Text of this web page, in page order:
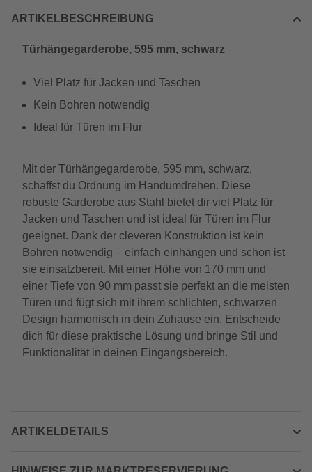
ARTIKELBESCHREIBUNG
Türhängegarderobe, 595 mm, schwarz
Viel Platz für Jacken und Taschen
Kein Bohren notwendig
Ideal für Türen im Flur
Mit der Türhängegarderobe, 595 mm, schwarz,
schaffst du Ordnung im Handumdrehen. Diese
robuste Garderobe aus Stahl bietet dir viel Platz für
Jacken und Taschen und ist ideal für Türen im Flur
geeignet. Dank der cleveren Konstruktion ist kein
Bohren notwendig – einfach einhängen und schon ist
sie einsatzbereit. Mit einer Höhe von 170 mm und
einer Tiefe von 90 mm passt sie perfekt an die meisten
Türen und fügt sich mit ihrem schlichten, schwarzen
Design harmonisch in dein Zuhause ein. Entscheide
dich für diese praktische Lösung und bringe Stil und
Funktionalität in deinen Eingangsbereich.
ARTIKELDETAILS